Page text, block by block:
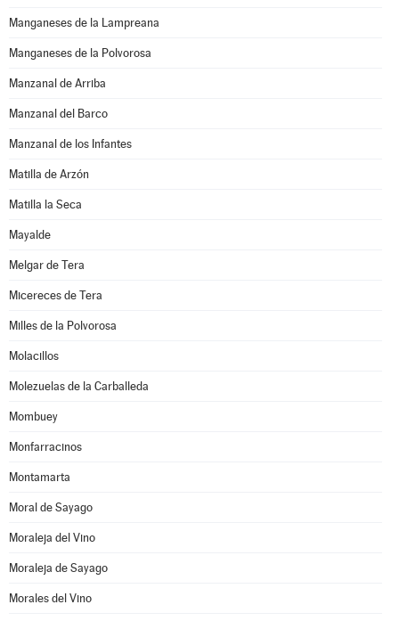
Manganeses de la Lampreana
Manganeses de la Polvorosa
Manzanal de Arriba
Manzanal del Barco
Manzanal de los Infantes
Matilla de Arzón
Matilla la Seca
Mayalde
Melgar de Tera
Micereces de Tera
Milles de la Polvorosa
Molacillos
Molezuelas de la Carballeda
Mombuey
Monfarracinos
Montamarta
Moral de Sayago
Moraleja del Vino
Moraleja de Sayago
Morales del Vino